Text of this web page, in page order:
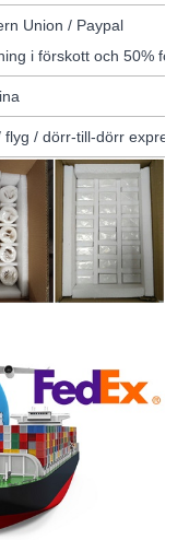
Union / Paypal
i förskott och 50%
/ dörr-till-dörr express